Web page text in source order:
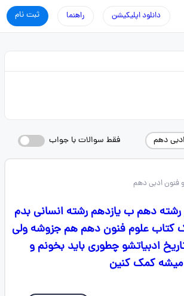
ثبت نام راهنما دانلود اپلیکیشن
فقط سوالات با جواب
رشته دهم ب یازدهم رشته انسانی بدم
کتاب علوم فنون دهم هم جزوشه ولی
ادبیاتشو چطوری باید بخونم و
کمک کنین